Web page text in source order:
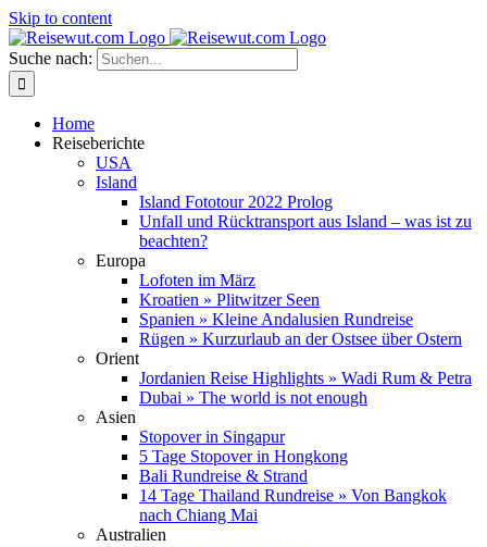
Skip to content
Suche nach:
Home
Reiseberichte
USA
Island
Island Fototour 2022 Prolog
Unfall und Rücktransport aus Island – was ist zu
beachten?
Europa
Lofoten im März
Kroatien » Plitwitzer Seen
Spanien » Kleine Andalusien Rundreise
Rügen » Kurzurlaub an der Ostsee über Ostern
Orient
Jordanien Reise Highlights » Wadi Rum & Petra
Dubai » The world is not enough
Asien
Stopover in Singapur
5 Tage Stopover in Hongkong
Bali Rundreise & Strand
14 Tage Thailand Rundreise » Von Bangkok
nach Chiang Mai
Australien